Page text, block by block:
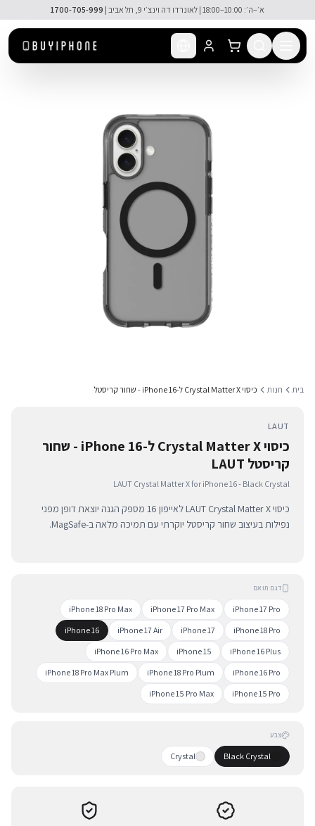
דלג לתוכן הראשי
בית חנות כיסוי Crystal Matter X ל-iPhone 16 - שחור קריסטל
LAUT
כיסוי Crystal Matter X ל-iPhone 16 - שחור
קריסטל LAUT
LAUT Crystal Matter X for iPhone 16 - Black Crystal
כיסוי LAUT Crystal Matter X לאייפון 16 מספק הגנה יוצאת דופן מפני
נפילות בעיצוב שחור קריסטל יוקרתי עם תמיכה מלאה ב-MagSafe.
דגם תואם
iPhone 17 Pro
iPhone 17 Pro Max
iPhone 18 Pro Max
iPhone 18 Pro
iPhone 17
iPhone 17 Air
iPhone 16
iPhone 16 Plus
iPhone 15
iPhone 16 Pro Max
iPhone 16 Pro
iPhone 18 Pro Plum
iPhone 18 Pro Max Plum
iPhone 15 Pro
iPhone 15 Pro Max
צבע
Black Crystal
Crystal